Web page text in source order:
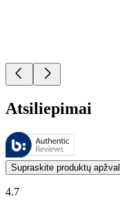
Atsiliepimai
Šiuos atsiliepimus tvarko
Klientų nuomonės,
Supraskite produktų
4.7